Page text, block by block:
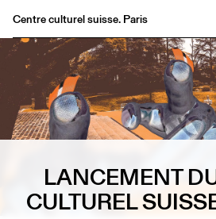
Centre culturel suisse. Paris
Agenda
Bookshop
Buvette
Archives
Publications
About
LANCEMENT
CULTUREL